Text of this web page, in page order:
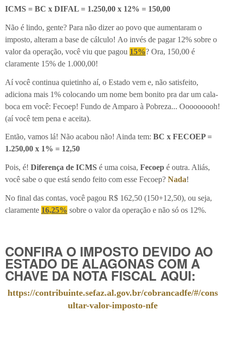
ICMS = BC x DIFAL = 1.250,00 x 12% = 150,00
Não é lindo, gente? Para não dizer ao povo que aumentaram o
imposto, alteram a base de cálculo! Ao invés de pagar 12% sobre o
valor da operação, você viu que pagou 15%? Ora, 150,00 é
claramente 15% de 1.000,00!
Aí você continua quietinho aí, o Estado vem e, não satisfeito,
adiciona mais 1% colocando um nome bem bonito pra dar um cala-
boca em você: Fecoep! Fundo de Amparo à Pobreza... Ooooooooh!
(aí você tem pena e aceita).
Então, vamos lá! Não acabou não! Ainda tem: BC x FECOEP =
1.250,00 x 1% = 12,50
Pois, é! Diferença de ICMS é uma coisa, Fecoep é outra. Aliás,
você sabe o que está sendo feito com esse Fecoep? Nada!
No final das contas, você pagou R$ 162,50 (150+12,50), ou seja,
claramente 16,25% sobre o valor da operação e não só os 12%.
CONFIRA O IMPOSTO DEVIDO AO
ESTADO DE ALAGONAS COM A
CHAVE DA NOTA FISCAL AQUI:
https://contribuinte.sefaz.al.gov.br/cobrancadfe/#/cons
ultar-valor-imposto-nfe